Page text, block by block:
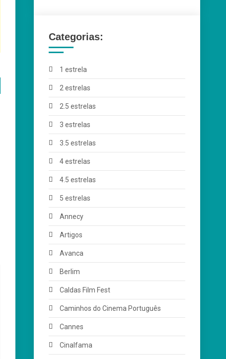
Categorias:
1 estrela
2 estrelas
2.5 estrelas
3 estrelas
3.5 estrelas
4 estrelas
4.5 estrelas
5 estrelas
Annecy
Artigos
Avanca
Berlim
Caldas Film Fest
Caminhos do Cinema Português
Cannes
Cinalfama